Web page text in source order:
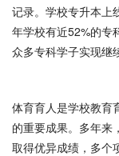
记录。学校专升本上
年学校有近52%的专
众多专科学子实现继
体育育人是学校教育
的重要成果。多年来
取得优异成绩，多个